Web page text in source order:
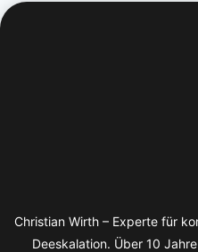
Christian Wirth – Experte für
Deeskalation. Über 10